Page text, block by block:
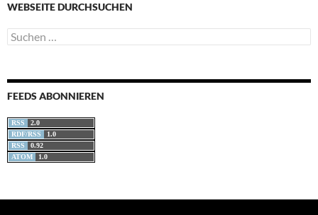
WEBSEITE DURCHSUCHEN
Suchen
nach:
FEEDS ABONNIEREN
RSS
2.0
RDF/RSS
1.0
RSS
0.92
ATOM
1.0